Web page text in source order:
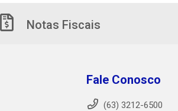
Notas Fiscais
Fale Conosco
(63) 3212-6500